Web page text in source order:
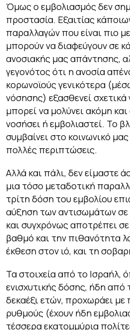
Όμως ο εμβολιασμός δεν
προστασία. Εξαιτίας
παραλλαγών που είναι πιο
μπορούν να διαφεύγουν σε
ανοσιακής μας απάντησης,
γεγονότος ότι η ανοσία
κορωνοϊούς γενικότερα
νόσησης) εξασθενεί σχετικά
μπορεί να μολύνει ακόμη
νοσήσει ή εμβολιαστεί. Το
συμβαίνει στο κοινωνικό
πολλές περιπτώσεις.
Αλλά και πάλι, δεν είμαστε
μια τόσο μεταδοτική
τρίτη δόση του εμβολίου
αύξηση των αντισωμάτων σε
και συγχρόνως αποτρέπει
βαθμό και την πιθανότητα
έκθεση στον ιό, και τη
Τα στοιχεία από το Ισραήλ,
ενισχυτικής δόσης, ήδη από
δεκαέξι ετών, προχωράει με
ρυθμούς (έχουν ήδη
τέσσερα εκατομμύρια